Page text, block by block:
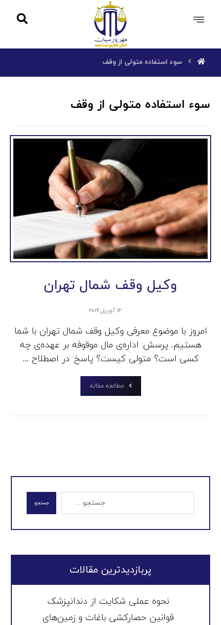
سوء استفاده متولی از وقف
سوء استفاده متولی از وقف
وکیل وقف شمال تهران
۱۲ آوریل ۲۰۱۹
امروز با موضوع معرفی وکیل وقف شمال تهران با شما
هستیم. پرسش: اداره‌ی مال موقوفه بر عهده‌ی چه
کسی است؟ متولی کیست؟ پاسخ: در اصطلاح ...
مطالعه مقاله
جستجو
پربازدیدترین مقالات
نحوه عملی شکایت از دندانپزشک
قوانین حصارکشی باغات و زمین‌های